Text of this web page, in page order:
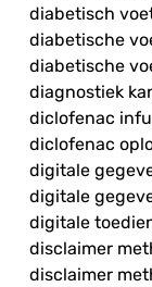
diabetisch
diabetische
diabetische
diagnostiek
diclofenac
diclofenac
digitale
digitale
digitale
disclaimer
disclaimer